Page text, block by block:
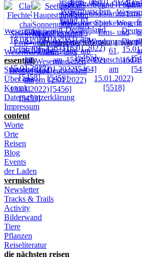
seite 1 von 1
essentials
Startseite
Über uns
Kontakt
Datenschutzerklärung
Impressum
content
Worte
Orte
Reisen
Blog
Events
der Laden
vermischtes
Newsletter
Tracks & Trails
Activity
Bilderwand
Tiere
Pflanzen
Reiseliteratur
die nächsten reisen